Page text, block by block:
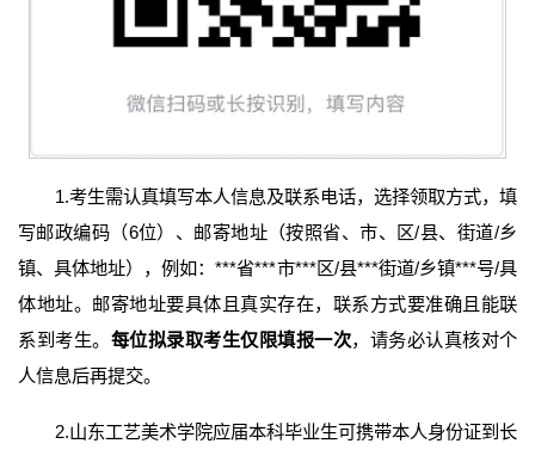
1.考生需认真填写本人信息及联系电话，选择领取方式，填
写邮政编码（6位）、邮寄地址（按照省、市、区/县、街道/乡
镇、具体地址），例如：***省***市***区/县***街道/乡镇***号/具
体地址。邮寄地址要具体且真实存在，联系方式要准确且能联
系到考生。 每位拟录取考生仅限填报一次，请务必认真核对个
人信息后再提交。
2.山东工艺美术学院应届本科毕业生可携带本人身份证到长